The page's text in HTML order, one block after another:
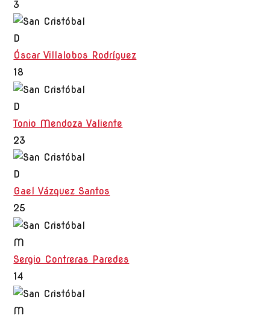
3
D
Óscar Villalobos Rodríguez
18
D
Tonio Mendoza Valiente
23
D
Gael Vázquez Santos
25
M
Sergio Contreras Paredes
14
M